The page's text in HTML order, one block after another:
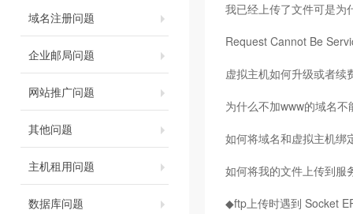
域名注册问题
企业邮局问题
网站推广问题
其他问题
主机租用问题
数据库问题
我已经上传了文件可是为
Request Cannot Be
虚拟主机如何升级或者续
为什么不加www的域名不
如何将域名和虚拟主机绑
如何将我的文件上传到服
◆ftp上传时遇到 Socket